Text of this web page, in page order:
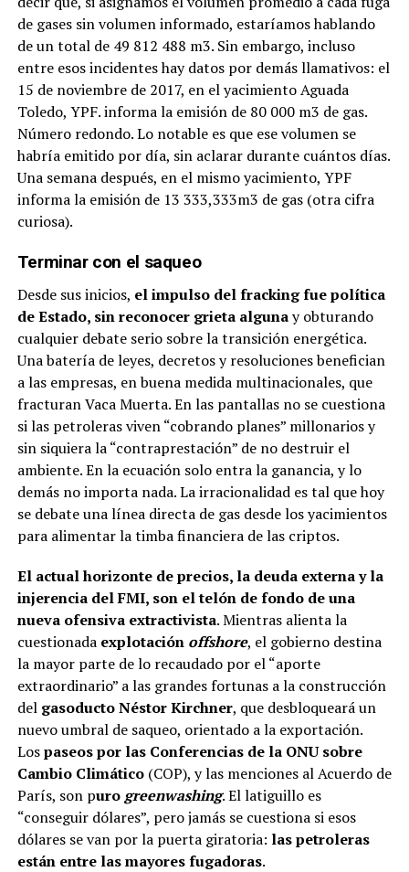
de gases sin volumen informado, estaríamos hablando
de un total de 49 812 488 m3. Sin embargo, incluso
entre esos incidentes hay datos por demás llamativos: el
15 de noviembre de 2017, en el yacimiento Aguada
Toledo, YPF. informa la emisión de 80 000 m3 de gas.
Número redondo. Lo notable es que ese volumen se
habría emitido por día, sin aclarar durante cuántos días.
Una semana después, en el mismo yacimiento, YPF
informa la emisión de 13 333,333m3 de gas (otra cifra
curiosa).
Terminar con el saqueo
Desde sus inicios, el impulso del fracking fue política
de Estado, sin reconocer grieta algunay obturando
cualquier debate serio sobre la transición energética.
Una batería de leyes, decretos y resoluciones benefician
a las empresas, en buena medida multinacionales, que
fracturan Vaca Muerta. En las pantallas no se cuestiona
si las petroleras viven “cobrando planes” millonarios y
sin siquiera la “contraprestación” de no destruir el
ambiente. En la ecuación solo entra la ganancia, y lo
demás no importa nada. La irracionalidad es tal que hoy
se debate una línea directa de gas desde los yacimientos
para alimentar la timba financiera de las criptos.
El actual horizonte de precios, la deuda externa y la
injerencia del FMI, son el telón de fondo de una
nueva ofensiva extractivista. Mientras alienta la
cuestionada explotación offshore, el gobierno destina
la mayor parte de lo recaudado por el “aporte
extraordinario” a las grandes fortunas a la construcción
del gasoducto Néstor Kirchner, que desbloqueará un
nuevo umbral de saqueo, orientado a la exportación.
Lospaseos por las Conferencias de la ONU sobre
Cambio Climático(COP), y las menciones al Acuerdo de
París, son puro greenwashing. El latiguillo es
“conseguir dólares”, pero jamás se cuestiona si esos
dólares se van por la puerta giratoria: las petroleras
están entre las mayores fugadoras.